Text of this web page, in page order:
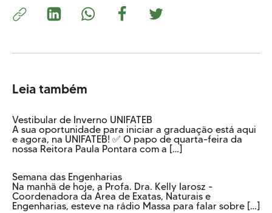
Leia também
Vestibular de Inverno UNIFATEB
A sua oportunidade para iniciar a graduação está aqui
e agora, na UNIFATEB! ✅ O papo de quarta-feira da
nossa Reitora Paula Pontara com a […]
Semana das Engenharias
Na manhã de hoje, a Profa. Dra. Kelly Iarosz -
Coordenadora da Área de Exatas, Naturais e
Engenharias, esteve na rádio Massa para falar sobre […]